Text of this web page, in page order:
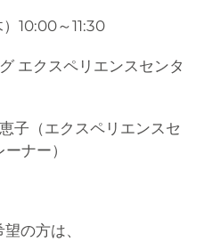
10:00～11:30
エクスペリエンスセンタ
子（エクスペリエンスセ
ナー）
の方は、